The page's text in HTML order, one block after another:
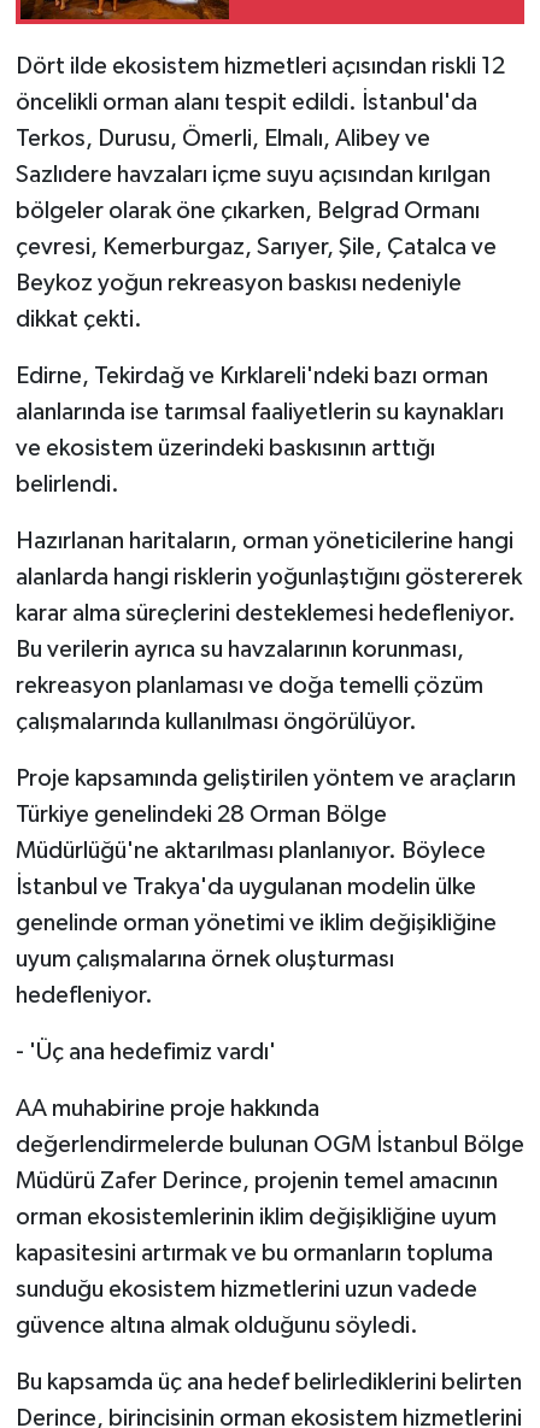
Dört ilde ekosistem hizmetleri açısından riskli 12
öncelikli orman alanı tespit edildi. İstanbul'da
Terkos, Durusu, Ömerli, Elmalı, Alibey ve
Sazlıdere havzaları içme suyu açısından kırılgan
bölgeler olarak öne çıkarken, Belgrad Ormanı
çevresi, Kemerburgaz, Sarıyer, Şile, Çatalca ve
Beykoz yoğun rekreasyon baskısı nedeniyle
dikkat çekti.
Edirne, Tekirdağ ve Kırklareli'ndeki bazı orman
alanlarında ise tarımsal faaliyetlerin su kaynakları
ve ekosistem üzerindeki baskısının arttığı
belirlendi.
Hazırlanan haritaların, orman yöneticilerine hangi
alanlarda hangi risklerin yoğunlaştığını göstererek
karar alma süreçlerini desteklemesi hedefleniyor.
Bu verilerin ayrıca su havzalarının korunması,
rekreasyon planlaması ve doğa temelli çözüm
çalışmalarında kullanılması öngörülüyor.
Proje kapsamında geliştirilen yöntem ve araçların
Türkiye genelindeki 28 Orman Bölge
Müdürlüğü'ne aktarılması planlanıyor. Böylece
İstanbul ve Trakya'da uygulanan modelin ülke
genelinde orman yönetimi ve iklim değişikliğine
uyum çalışmalarına örnek oluşturması
hedefleniyor.
- 'Üç ana hedefimiz vardı'
AA muhabirine proje hakkında
değerlendirmelerde bulunan OGM İstanbul Bölge
Müdürü Zafer Derince, projenin temel amacının
orman ekosistemlerinin iklim değişikliğine uyum
kapasitesini artırmak ve bu ormanların topluma
sunduğu ekosistem hizmetlerini uzun vadede
güvence altına almak olduğunu söyledi.
Bu kapsamda üç ana hedef belirlediklerini belirten
Derince, birincisinin orman ekosistem hizmetlerini